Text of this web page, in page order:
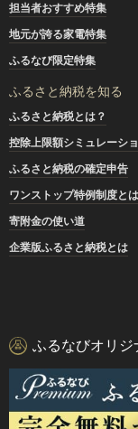
担当者おすすめ特集
地元が誇る家電特集
ふるなび限定特集
ふるさと納税を知る
ふるさと納税とは？
控除上限額シミュレーシ
ふるさと納税の確定申告
ワンストップ特例制度と
寄附金の使い道
企業版ふるさと納税とは
ふるなびオリジ